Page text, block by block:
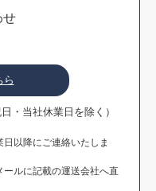
せ
ら
・当社休業日を除く）
以降にご連絡いたしま
ルに記載の運送会社へ直